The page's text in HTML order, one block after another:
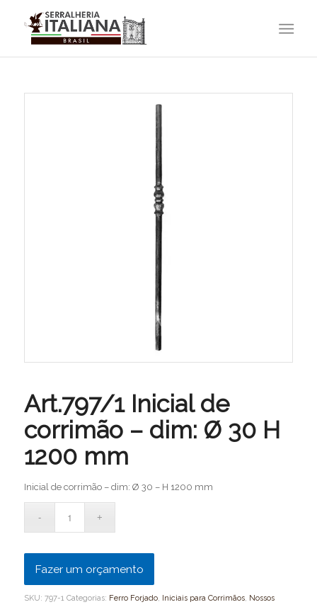
Art.797/1 Inicial de
corrimão – dim: Ø 30 H
1200 mm
Inicial de corrimão – dim: Ø 30 – H 1200 mm
Fazer um orçamento
SKU: 797-1 Categorias: Ferro Forjado, Iniciais para Corrimãos, Nossos